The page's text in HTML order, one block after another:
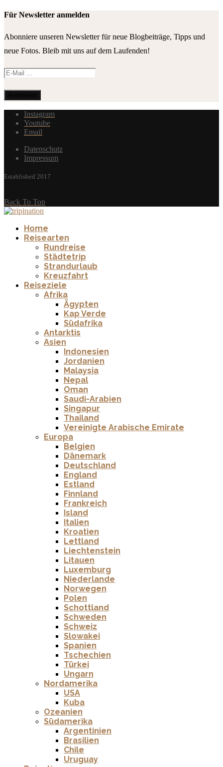
Für Newsletter anmelden
Abonniere unseren Newsletter für neue Blogbeiträge, Tipps und
neue Fotos. Bleib mit uns auf dem Laufenden!
Instagram
Youtube
Email
Datenschutz
Impressum
Established 2017
Back To Top
Home
Reisearten
Rundreise
Städtetrip
Strandurlaub
Kreuzfahrt
Reiseziele
Afrika
Ägypten
Kap Verde
Südafrika
Antarktis
Asien
Indonesien
Jordanien
Malaysia
Nepal
Oman
Saudi-Arabien
Singapur
Thailand
Vereinigte Arabische Emirate
Europa
Belgien
Dänemark
Deutschland
England
Estland
Finnland
Frankreich
Island
Italien
Kroatien
Lettland
Liechtenstein
Litauen
Luxemburg
Niederlande
Norwegen
Polen
Schottland
Schweden
Schweiz
Slowakei
Spanien
Tschechien
Türkei
Ungarn
Nordamerika
USA
Kuba
Ozeanien
Südamerika
Argentinien
Brasilien
Chile
Uruguay